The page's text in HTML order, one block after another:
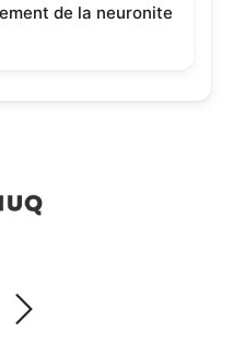
de la neuronite